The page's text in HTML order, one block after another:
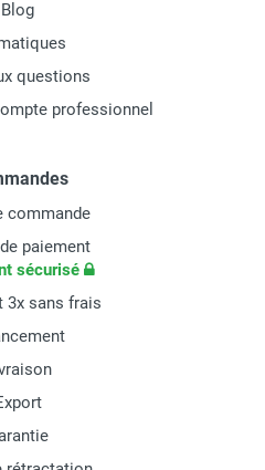
Blog
questions
professionnel
commande
paiement
sécurisé
3x sans frais